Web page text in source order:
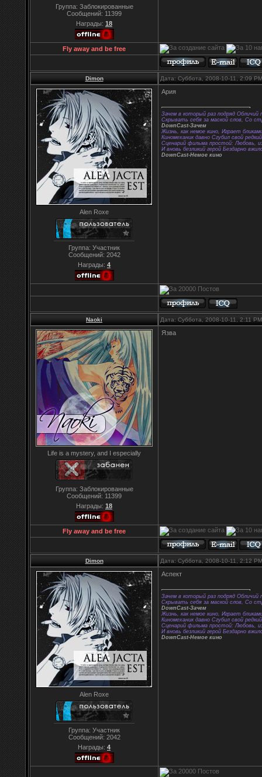
Группа: Заблокированные
Сообщений: 11399
Награды: 18
Fly away and be free
Dimon Дата: Суббота, 2008-10-11, 2:09
Alen Roxe
Группа: Участник
Сообщений: 2042
Награды: 4
Ария
Зачем в который раз подряд Обличий
Скрывать себя за маской слов, Со
DownCast-Зачем
Жизнь, как немое кино, Играет
Киномеханик давно Сгубил свой
Сценарий фильма простой: Любовь,
И вновь безликий герой Бездарно
DownCast-Немое кино
Naoki Дата: Суббота, 2008-10-11, 2:11
Life is a mystery, and I especially
Группа: Заблокированные
Сообщений: 11399
Награды: 18
Язва
Fly away and be free
Dimon Дата: Суббота, 2008-10-11, 2:12
Alen Roxe
Группа: Участник
Сообщений: 2042
Награды: 4
Аспект
Зачем в который раз подряд Обличий
Скрывать себя за маской слов, Со
DownCast-Зачем
Жизнь, как немое кино, Играет
Киномеханик давно Сгубил свой
Сценарий фильма простой: Любовь,
И вновь безликий герой Бездарно
DownCast-Немое кино